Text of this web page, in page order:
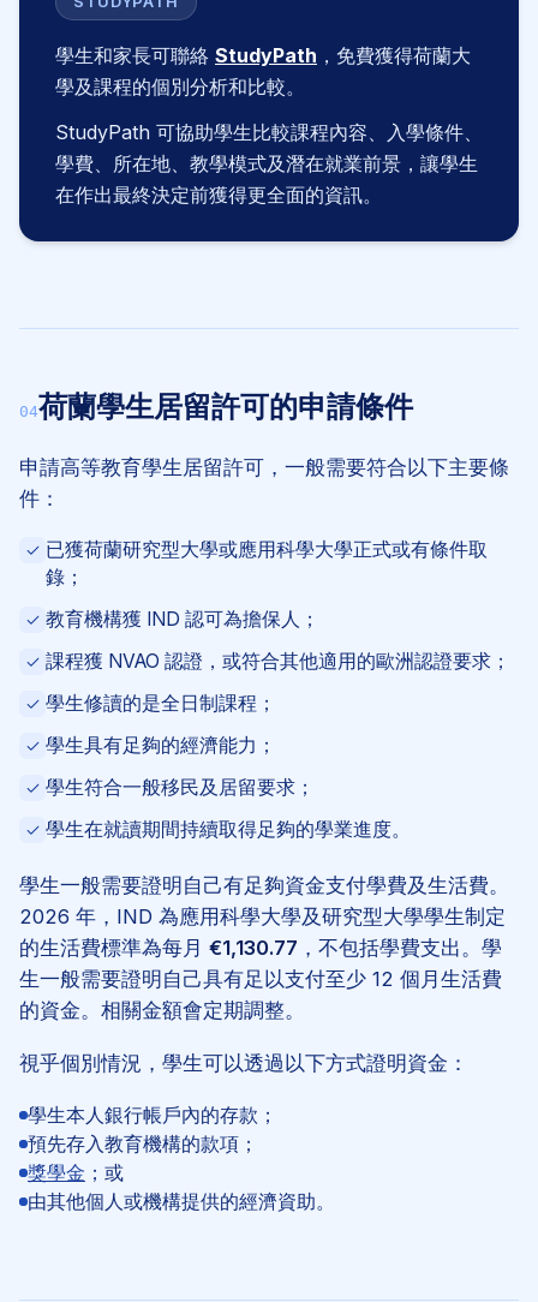
學生和家長可聯絡 StudyPath ，免費獲得荷蘭大
學及課程的個別分析和比較。
StudyPath 可協助學生比較課程內容、入學條件、
學費、所在地、教學模式及潛在就業前景，讓學生
在作出最終決定前獲得更全面的資訊。
04荷蘭學生居留許可的申請條件
申請高等教育學生居留許可，一般需要符合以下主要條
件：
已獲荷蘭研究型大學或應用科學大學正式或有條件取
錄；
教育機構獲 IND 認可為擔保人；
課程獲 NVAO 認證，或符合其他適用的歐洲認證要求；
學生修讀的是全日制課程；
學生具有足夠的經濟能力；
學生符合一般移民及居留要求；
學生在就讀期間持續取得足夠的學業進度。
學生一般需要證明自己有足夠資金支付學費及生活費。
2026 年，IND 為應用科學大學及研究型大學學生制定
的生活費標準為每月 €1,130.77 ，不包括學費支出。學
生一般需要證明自己具有足以支付至少 12 個月生活費
的資金。相關金額會定期調整。
視乎個別情況，學生可以透過以下方式證明資金：
學生本人銀行帳戶內的存款；
預先存入教育機構的款項；
獎學金 ；或
由其他個人或機構提供的經濟資助。